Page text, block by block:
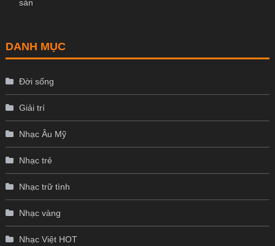
sản
DANH MỤC
Đời sống
Giải trí
Nhạc Âu Mỹ
Nhạc trẻ
Nhạc trữ tình
Nhạc vàng
Nhạc Việt HOT